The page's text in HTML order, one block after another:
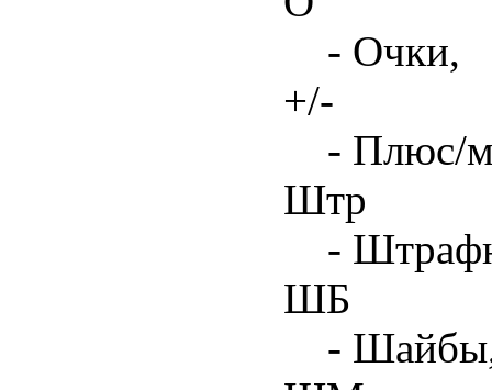
- Очки,
+/-
- Плюс/
Штр
-
ШБ
- Шайбы,